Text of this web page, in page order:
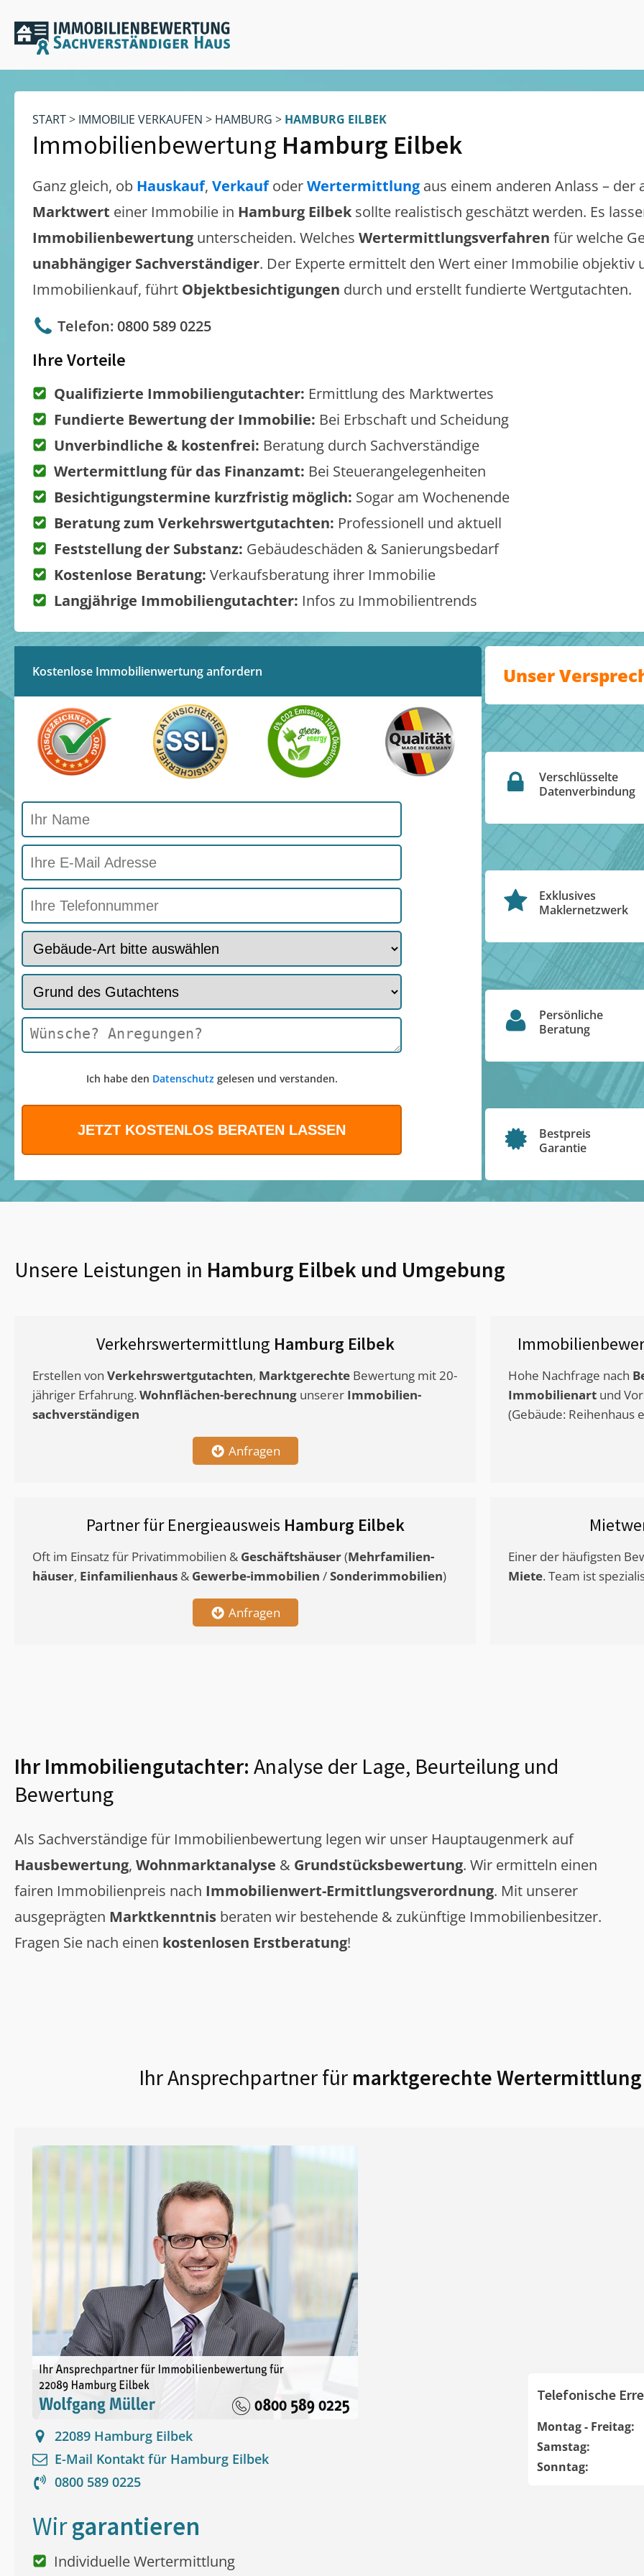
START> IMMOBILIE VERKAUFEN > HAMBURG > HAMBURG EILBEK
Immobilienbewertung Hamburg Eilbek
Ganz gleich, ob Hauskauf, VerkaufoderWertermittlung aus einem anderen Anlass – der
Marktwert einer Immobilie in Hamburg Eilbek sollte realistisch geschätzt werden. Es
Immobilienbewertung unterscheiden. Welches Wertermittlungsverfahren für welche
unabhängiger Sachverständiger. Der Experte ermittelt den Wert einer Immobilie objektiv
Immobilienkauf, führt Objektbesichtigungen durch und erstellt fundierte Wertgutachten.
Telefon: 0800 589 0225
Ihre Vorteile
Qualifizierte Immobiliengutachter: Ermittlung des Marktwertes
Fundierte Bewertung der Immobilie: Bei Erbschaft und Scheidung
Unverbindliche & kostenfrei: Beratung durch Sachverständige
Wertermittlung für das Finanzamt: Bei Steuerangelegenheiten
Besichtigungstermine kurzfristig möglich: Sogar am Wochenende
Beratung zum Verkehrswertgutachten: Professionell und aktuell
Feststellung der Substanz: Gebäudeschäden & Sanierungsbedarf
Kostenlose Beratung: Verkaufsberatung ihrer Immobilie
Langjährige Immobiliengutachter: Infos zu Immobilientrends
Kostenlose Immobilienwertung anfordern
Ich habe den Datenschutzgelesen und verstanden.
Unser
Verschlüsselte
Datenverbindung
Exklusives
Maklernetzwerk
Persönliche
Beratung
Bestpreis
Garantie
Unsere Leistungen in Hamburg Eilbek und Umgebung
Verkehrswertermittlung Hamburg Eilbek
Erstellen von Verkehrswertgutachten, Marktgerechte Bewertung mit 20-
jähriger Erfahrung. Wohnflächen-berechnung unserer Immobilien-
sachverständigen
Anfragen
Hohe Nachfrage nach
Immobilienart und
(Gebäude: Reihenhaus
Partner für Energieausweis Hamburg Eilbek
Oft im Einsatz für Privatimmobilien & Geschäftshäuser(Mehrfamilien-
häuser, Einfamilienhaus & Gewerbe-immobilien /Sonderimmobilien)
Anfragen
Einer der häufigsten
Miete. Team ist
Ihr Immobiliengutachter: Analyse der Lage, Beurteilung und
Bewertung
Als Sachverständige für Immobilienbewertung legen wir unser Hauptaugenmerk auf
Hausbewertung, Wohnmarktanalyse & Grundstücksbewertung. Wir ermitteln einen
fairen Immobilienpreis nach Immobilienwert-Ermittlungsverordnung. Mit unserer
ausgeprägten Marktkenntnis beraten wir bestehende & zukünftige Immobilienbesitzer.
Fragen Sie nach einen kostenlosen Erstberatung!
Ihr Ansprechpartner für marktgerechte
22089 Hamburg Eilbek
E-Mail Kontakt für Hamburg Eilbek
0800 589 0225
Telefonische
Montag - Freitag:
Samstag:
Sonntag:
Wirgarantieren
Individuelle Wertermittlung